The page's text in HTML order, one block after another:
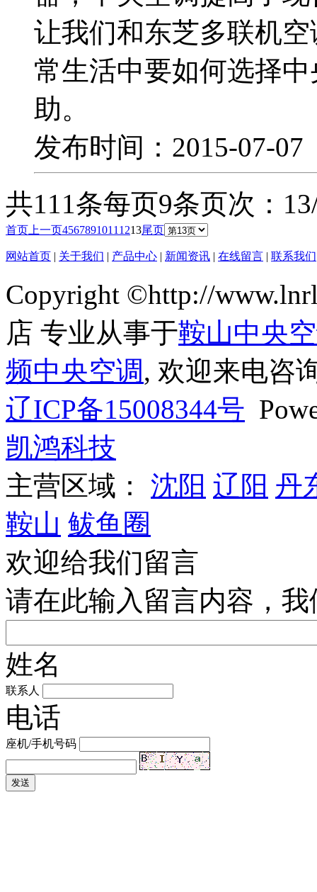
让我们和东芝多联机
常生活中要如何选择
助。
发布时间：2015-07-
共111条每页9条页次：
首页 上一页4567891011 1213尾页
网站首页 | 关于我们 | 产品中心 | 新闻资讯 | 在线留言 | 联系我们
Copyright ©http://
店 专业从事于鞍山中央
频中央空调, 欢迎来电咨
辽ICP备15008344号
凯鸿科技
主营区域： 沈阳 辽阳 丹
鞍山 鲅鱼圈
欢迎给我们留言
请在此输入留言内容，
姓名
联系人
电话
座机/手机号码